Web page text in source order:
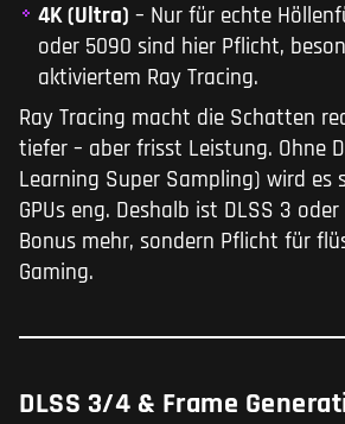
4K (Ultra) – Nur für echte
oder 5090 sind hier Pflicht,
aktiviertem Ray Tracing.
Ray Tracing macht die Schatten
tiefer – aber frisst Leistung. Ohne
Learning Super Sampling) wird es
GPUs eng. Deshalb ist DLSS 3
Bonus mehr, sondern Pflicht für
Gaming.
DLSS 3/4 & Frame